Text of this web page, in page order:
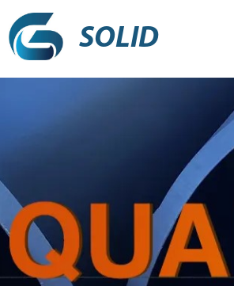
SOLID